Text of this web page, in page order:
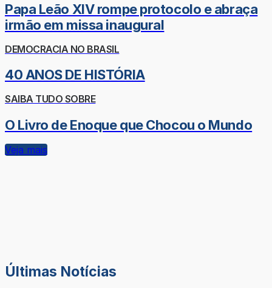
Papa Leão XIV rompe protocolo e abraça
irmão em missa inaugural
DEMOCRACIA NO BRASIL
40 ANOS DE HISTÓRIA
SAIBA TUDO SOBRE
O Livro de Enoque que Chocou o Mundo
Veja mais
Últimas Notícias